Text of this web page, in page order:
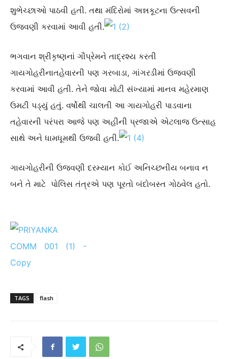
શુભેચ્છાઓ પાઠવી હતી. તથા મંદિરોમાં અન્નકૂટના ઉત્સવની
ઉજવણી કરવામાં આવી હતી.
ભગવાન શ્રીકૃષ્ણનાં ગૌપ્રેમને તાદ્રશ્ય કરતી
ગાયગોહરીનાતહેવારની પણ ગરબાડા, ગાંગરડીમાં ઉજવણી
કરવામાં આવી હતી. તેને જોવા મોટી સંખ્યામાં માનવ મહેરમાણ
ઉમટી પડ્યું હતું. વર્ષોથી ચાલતી આ ગાયગોહરી પાડવાના
તહેવારની પરંપરા આજે પણ અહીની પ્રજાએ એટલાજ ઉત્સાહ
સાથે અને ધામધૂમથી ઉજવી હતી.
ગાયગોહરીની ઉજવણી દરમ્યાન કોઈ અનિચ્છનીય બનાવ ન
બને તે માટે પોલિસ તંત્રએ પણ પૂરતો બંદોબસ્ત ગોઠવેલ હતો.
TAGS flash